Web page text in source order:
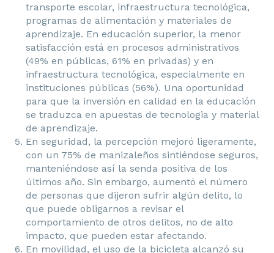
transporte escolar, infraestructura tecnológica,
programas de alimentación y materiales de
aprendizaje. En educación superior, la menor
satisfacción está en procesos administrativos
(49% en públicas, 61% en privadas) y en
infraestructura tecnológica, especialmente en
instituciones públicas (56%). Una oportunidad
para que la inversión en calidad en la educación
se traduzca en apuestas de tecnologia y material
de aprendizaje.
En seguridad, la percepción mejoró ligeramente,
con un 75% de manizaleños sintiéndose seguros,
manteniéndose así la senda positiva de los
últimos año. Sin embargo, aumentó el número
de personas que dijeron sufrir algún delito, lo
que puede obligarnos a revisar el
comportamiento de otros delitos, no de alto
impacto, que pueden estar afectando.
En movilidad, el uso de la bicicleta alcanzó su